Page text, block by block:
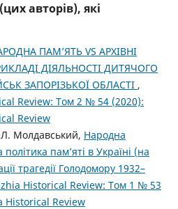
авторів), які
ПАМ’ЯТЬ VS АРХІВНІ
ДІЯЛЬНОСТІ ДИТЯЧОГО
ЗАПОРІЗЬКОЇ ОБЛАСТІ ,
Review: Том 2 № 54 (2020):
Review
Молдавський, Народна
пам’яті в Україні (на
трагедії Голодомору 1932–
Historical Review: Том 1 № 53
Historical Review